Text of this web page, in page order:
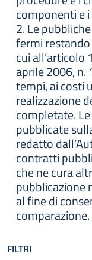
componenti e
2. Le
fermi
cui all’articolo
aprile 2006, n.
tempi, ai costi
realizzazione
completate.
pubblicate
redatto
contratti
che ne cura
pubblicazione
al fine di
comparazione.
FILTRI